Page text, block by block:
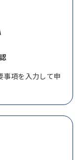
事項を入力して申